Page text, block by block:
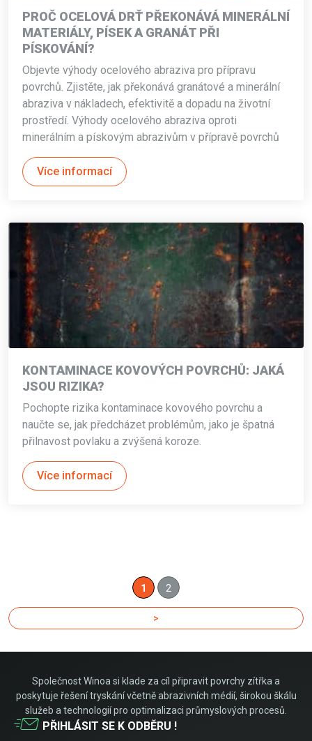
PROČ OCELOVÁ DRŤ PŘEKONÁVÁ MINERÁLNÍ
MATERIÁLY, PÍSEK A GRANÁT PŘI
PÍSKOVÁNÍ?
Objevte výhody ocelového abraziva pro přípravu
povrchů. Zjistěte, jak překonává granátové a minerální
abraziva v nákladech, efektivitě a dopadu na životní
prostředí. Výhody ocelového abraziva oproti
minerálním a pískovým abrazivům v přípravě povrchů
Více informací
KONTAMINACE KOVOVÝCH POVRCHŮ: JAKÁ
JSOU RIZIKA?
Pochopte rizika kontaminace kovového povrchu a
naučte se, jak předcházet problémům, jako je špatná
přilnavost povlaku a zvýšená koroze.
Více informací
1 2
>
Společnost Winoa si klade za cíl připravit povrchy zítřka a
poskytuje řešení tryskání včetně abrazivních médií, širokou škálu
služeb a technologií pro optimalizaci průmyslových procesů.
PŘIHLÁSIT SE K ODBĚRU !